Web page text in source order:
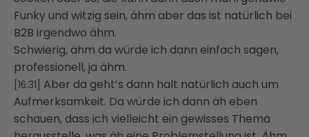
Funky und witzig sein, ähm aber das ist natürlich bei
B2B irgendwo ähm.
Schwierig, ähm da würde ich dann einfach sagen,
professionell, ja ähm.
[16:31]
Aber da geht’s dann halt natürlich auch um
Aufmerksamkeit. Da würde ich dann äh eben
schauen, dass ich vielleicht ein gewisses Thema